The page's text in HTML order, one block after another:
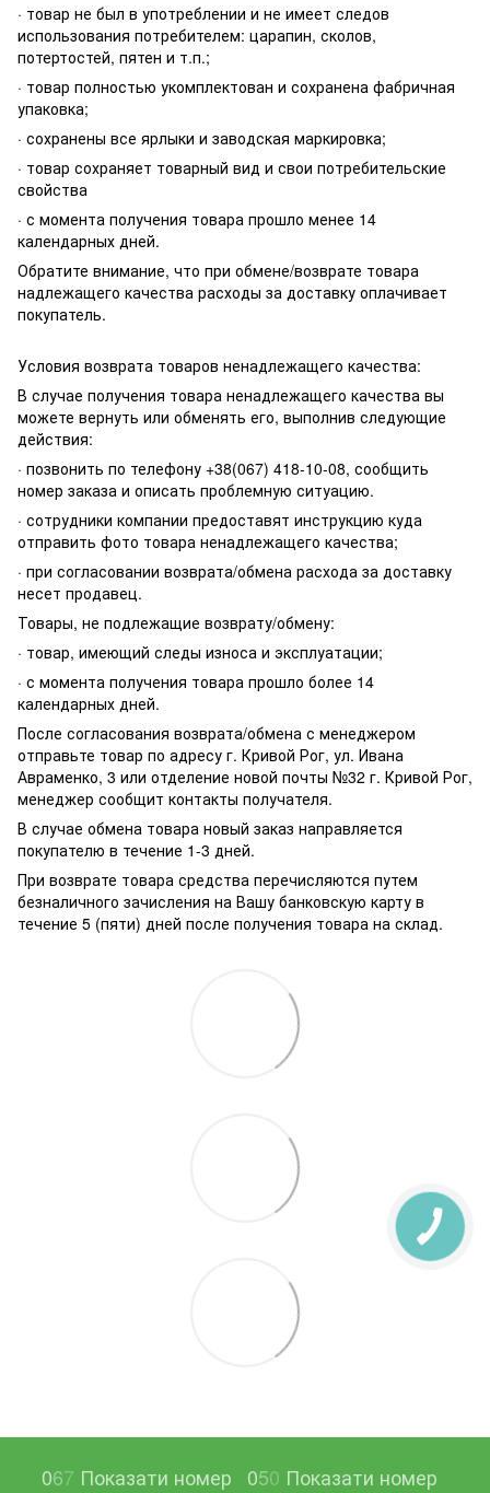
· товар не был в употреблении и не имеет следов
использования потребителем: царапин, сколов,
потертостей, пятен и т.п.;
· товар полностью укомплектован и сохранена фабричная
упаковка;
· сохранены все ярлыки и заводская маркировка;
· товар сохраняет товарный вид и свои потребительские
свойства
· с момента получения товара прошло менее 14
календарных дней.
Обратите внимание, что при обмене/возврате товара
надлежащего качества расходы за доставку оплачивает
покупатель.
Условия возврата товаров ненадлежащего качества:
В случае получения товара ненадлежащего качества вы
можете вернуть или обменять его, выполнив следующие
действия:
· позвонить по телефону +38(067) 418-10-08, сообщить
номер заказа и описать проблемную ситуацию.
· сотрудники компании предоставят инструкцию куда
отправить фото товара ненадлежащего качества;
· при согласовании возврата/обмена расхода за доставку
несет продавец.
Товары, не подлежащие возврату/обмену:
· товар, имеющий следы износа и эксплуатации;
· с момента получения товара прошло более 14
календарных дней.
После согласования возврата/обмена с менеджером
отправьте товар по адресу г. Кривой Рог, ул. Ивана
Авраменко, 3 или отделение новой почты №32 г. Кривой Рог,
менеджер сообщит контакты получателя.
В случае обмена товара новый заказ направляется
покупателю в течение 1-3 дней.
При возврате товара средства перечисляются путем
безналичного зачисления на Вашу банковскую карту в
течение 5 (пяти) дней после получения товара на склад.
067 Показати номер 050 Показати номер